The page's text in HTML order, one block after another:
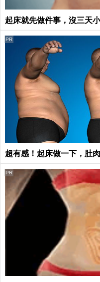
起床就先做件事，沒三天
超有感！起床做一下，肚
PR
PR